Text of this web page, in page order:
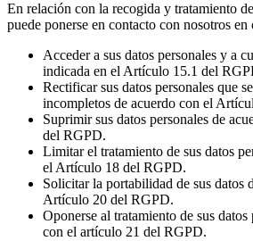
En relación con la recogida y tratamiento
puede ponerse en contacto con nosotros
Acceder a sus datos personales y a
indicada en el Artículo 15.1 del
Rectificar sus datos personales que
incompletos de acuerdo con el
Suprimir sus datos personales de
del RGPD.
Limitar el tratamiento de sus datos
el Artículo 18 del RGPD.
Solicitar la portabilidad de sus datos
Artículo 20 del RGPD.
Oponerse al tratamiento de sus datos
con el artículo 21 del RGPD.